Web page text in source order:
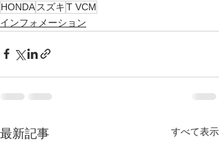
HONDA スズキT VCM
インフォメーション
最新記事 すべて表示